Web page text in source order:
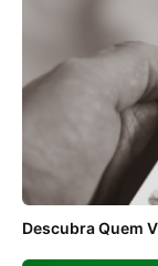
Descubra Quem